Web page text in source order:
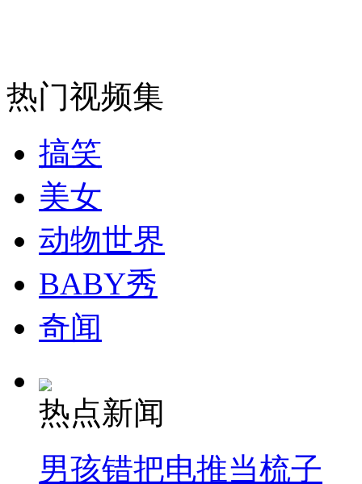
纽约上演“枕头大战”
司机酒驾遇交警 急速倒车逃窜
热门视频集
搞笑
美女
动物世界
BABY秀
奇闻
热点新闻
男孩错把电推当梳子